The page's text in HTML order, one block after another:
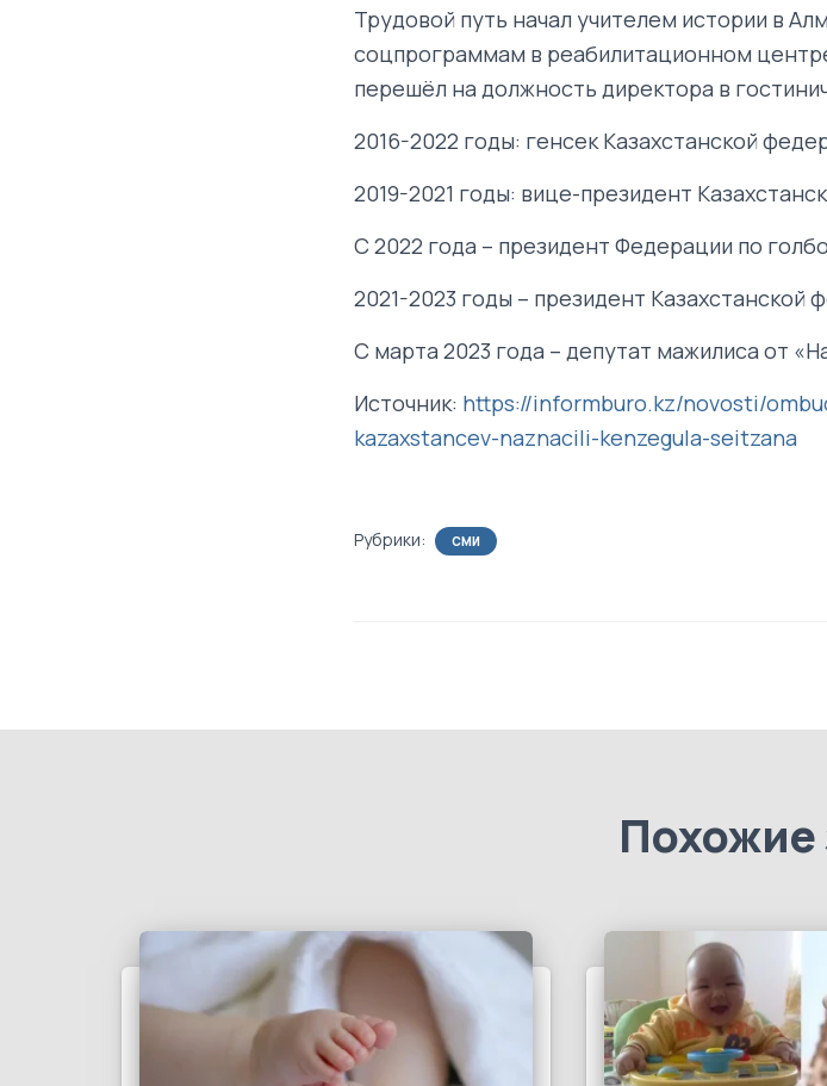
Трудовой путь начал учителем истории в
соцпрограммам в реабилитационном
перешёл на должность директора в
2016-2022 годы: генсек Казахстанской
2019-2021 годы: вице-президент
С 2022 года – президент Федерации по
2021-2023 годы – президент Казахстанской
С марта 2023 года – депутат мажилиса от
Источник: https://informburo.kz/novosti/
kazaxstancev-naznacili-kenzegula-seitzana
Рубрики: СМИ
Похожие